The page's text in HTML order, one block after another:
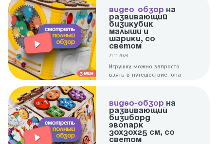
мини мячики -
Развивающий и
Лягушонок!
ВИДЕО-ОБЗОР НА
РАЗВИВАЮЩИЙ
БИЗИКУБИК
МАЛЫШИ И
ШАРИКИ, СО
СВЕТОМ
21.11.2023
Игрушку можно запросто
взять в путешествие: она
ВИДЕО-ОБЗОР НА
РАЗВИВАЮЩИЙ
БИЗИБОРД
ЭВОПАРК
30Х30Х25 СМ, СО
СВЕТОМ